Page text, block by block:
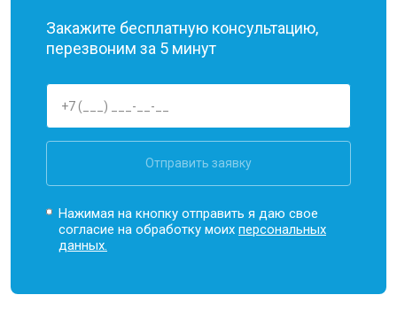
Закажите бесплатную консультацию,
перезвоним за 5 минут
Отправить заявку
Нажимая на кнопку отправить я даю свое
согласие на обработку моихперсональных
данных.